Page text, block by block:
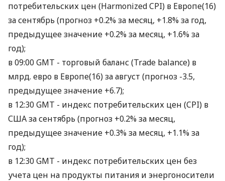
потребительских цен (Harmonized CPI) в Европе(16)
за сентябрь (прогноз +0.2% за месяц, +1.8% за год,
предыдущее значение +0.2% за месяц, +1.6% за
год);
в 09:00 GMT - торговый баланс (Trade balance) в
млрд. евро в Европе(16) за август (прогноз -3.5,
предыдущее значение +6.7);
в 12:30 GMT - индекс потребительских цен (CPI) в
США за сентябрь (прогноз +0.2% за месяц,
предыдущее значение +0.3% за месяц, +1.1% за
год);
в 12:30 GMT - индекс потребительских цен без
учета цен на продукты питания и энергоносители